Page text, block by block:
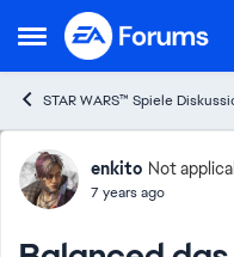
Open Side Menu
Skip to content
STAR WARS™ Spiele
Forumenkito Not
7 years ago